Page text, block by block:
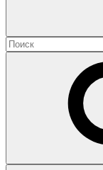
Найти: